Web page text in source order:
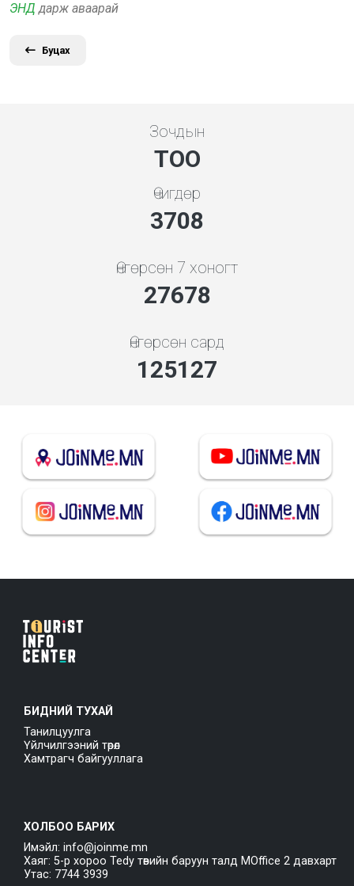
ЭНД дарж аваарай
Буцах
Зочдын
ТОО
Өчигдөр
3994
Өнгөрсөн 7 хоногт
29807
Өнгөрсөн сард
134752
БИДНИЙ ТУХАЙ
Танилцуулга
Үйлчилгээний төрөл
Хамтрагч байгууллага
ХОЛБОО БАРИХ
Имэйл: info@joinme.mn
Хаяг: 5-р хороо Tedy төвийн баруун талд MOffice 2 давхарт
Утас: 7744 3939